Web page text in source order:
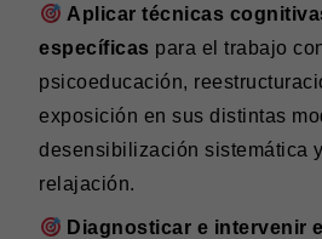
Aplicar técnicas
específicas para el trabajo
psicoeducación,
exposición en sus distintas
desensibilización sistemática
relajación.
Diagnosticar e intervenir